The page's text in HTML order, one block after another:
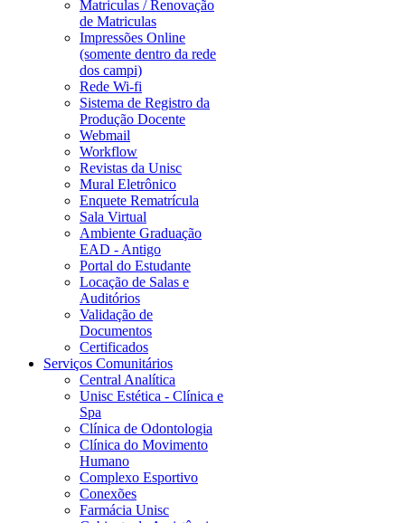
Matriculas / Renovação
de Matriculas
Impressões Online
(somente dentro da rede
dos campi)
Rede Wi-fi
Sistema de Registro da
Produção Docente
Webmail
Workflow
Revistas da Unisc
Mural Eletrônico
Enquete Rematrícula
Sala Virtual
Ambiente Graduação
EAD - Antigo
Portal do Estudante
Locação de Salas e
Auditórios
Validação de
Documentos
Certificados
Serviços Comunitários
Central Analítica
Unisc Estética - Clínica e
Spa
Clínica de Odontologia
Clínica do Movimento
Humano
Complexo Esportivo
Conexões
Farmácia Unisc